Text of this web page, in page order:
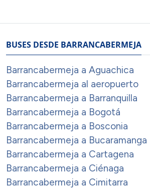
BUSES DESDE BARRANCABERMEJA
Barrancabermeja a Aguachica
Barrancabermeja al aeropuerto
Barrancabermeja a Barranquilla
Barrancabermeja a Bogotá
Barrancabermeja a Bosconia
Barrancabermeja a Bucaramanga
Barrancabermeja a Cartagena
Barrancabermeja a Ciénaga
Barrancabermeja a Cimitarra